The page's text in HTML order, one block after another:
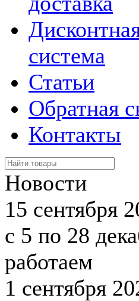
система
Статьи
Обратная
Контакты
Новости
15 сентября
с 5 по 28
работаем
1 сентября